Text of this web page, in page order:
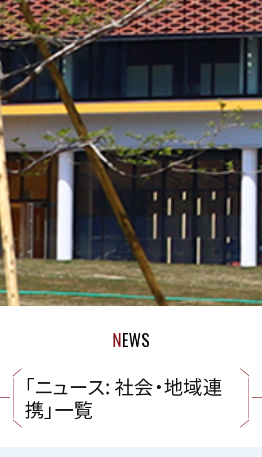
NEWS
「ニュース: 社会・地域連
携 」一覧